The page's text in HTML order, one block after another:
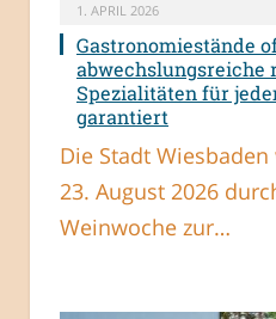
1. APRIL 2026
Gastronomiestände
abwechslungsreiche
Spezialitäten für
garantiert
Die Stadt
23. August 2026
Weinwoche zur…